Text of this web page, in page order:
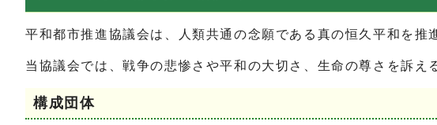
平和都市推進協議会は、人類共通の念願である真の恒久平和を
当協議会では、戦争の悲惨さや平和の大切さ、生命の尊さを訴え
構成団体